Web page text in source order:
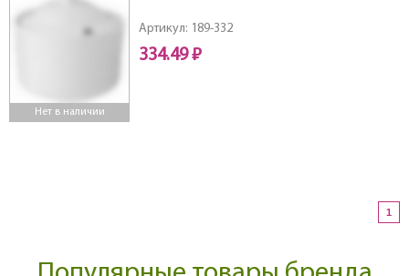
Нет в наличии
Артикул: 189-332
334.49 ₽
1